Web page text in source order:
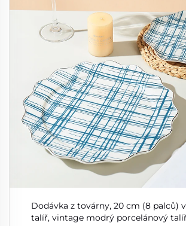
Dodávka z továrny, 20 cm (8 palců)
talíř, vintage modrý porcelánový